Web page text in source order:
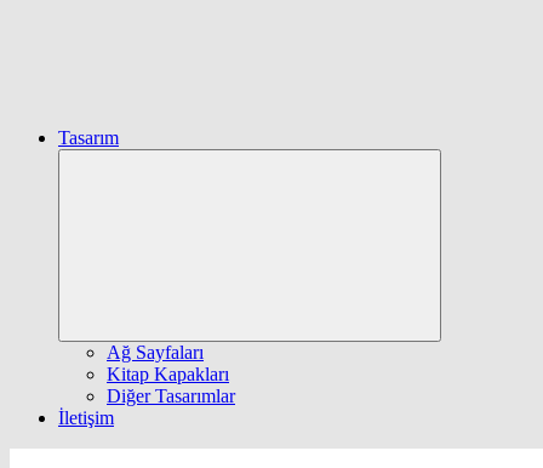
Tasarım
Ağ Sayfaları
Kitap Kapakları
Diğer Tasarımlar
İletişim